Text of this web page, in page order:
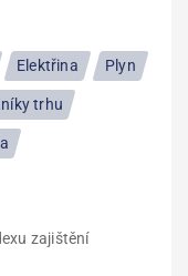
Elektřina Plyn
trhu
zajištění